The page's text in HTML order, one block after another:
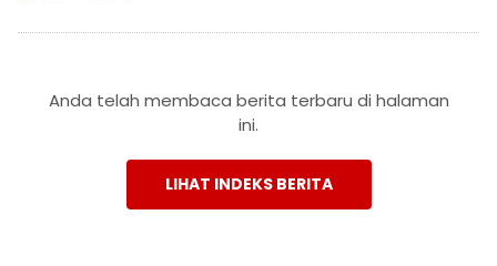
Anda telah membaca berita terbaru di halaman
ini.
LIHAT INDEKS BERITA